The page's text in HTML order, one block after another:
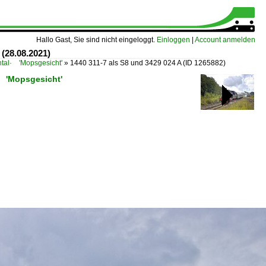
Hallo Gast, Sie sind nicht eingeloggt. Einloggen Account anmelden
'Mopsgesicht' » 1440 311-7 als S8 und 3429 024 A(ID 1265882)
'Mopsgesicht'